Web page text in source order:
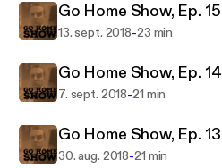
Go Home Show, Ep. 15
13. sept. 2018-23 min
Go Home Show, Ep. 14
7. sept. 2018-21 min
Go Home Show, Ep. 13
30. aug. 2018-21 min